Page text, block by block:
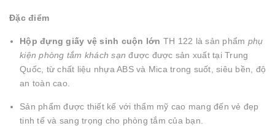
Đặc điểm
Hộp đựng giấy vệ sinh cuộn lớn TH 122 là sản phẩm phụ
kiện phòng tắm khách sạn được được sản xuất tại Trung
Quốc, từ chất liệu nhựa ABS và Mica trong suốt, siêu bền, độ
an toàn cao.
Sản phẩm được thiết kế với thẩm mỹ cao mang đến vẻ đẹp
tinh tế và sang trọng cho phòng tắm của bạn.